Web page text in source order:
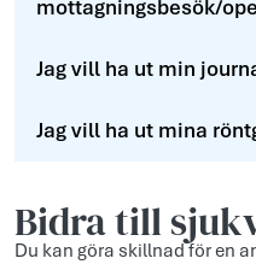
mottagningsbesök/
Jag vill ha ut min
Jag vill ha ut mina
Bidra till
Du kan göra skillnad för en